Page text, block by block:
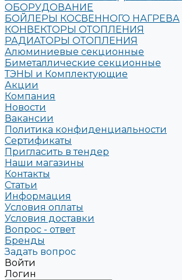
ОБОРУДОВАНИЕ
БОЙЛЕРЫ КОСВЕННОГО НАГРЕВА
КОНВЕКТОРЫ ОТОПЛЕНИЯ
РАДИАТОРЫ ОТОПЛЕНИЯ
Алюминиевые секционные
Биметаллические секционные
ТЭНЫ и Комплектующие
Акции
Компания
Новости
Вакансии
Политика конфиденциальности
Сертификаты
Пригласить в тендер
Наши магазины
Контакты
Статьи
Информация
Условия оплаты
Условия доставки
Вопрос - ответ
Бренды
Задать вопрос
Войти
Логин